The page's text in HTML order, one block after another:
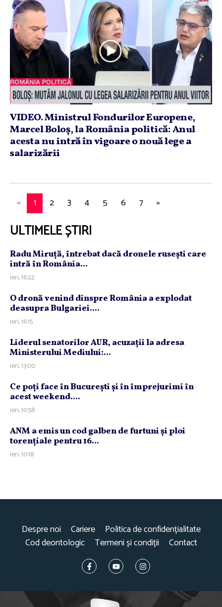
VIDEO. Ministrul Fondurilor Europene,
Marcel Boloş, la România politică: Anul
acesta nu intră în vigoare o nouă lege a
salarizării
« 1 2 3 4 5 6 7 »
ULTIMELE ȘTIRI
Radu Miruţă, întrebat dacă dronele ruseşti care
intră în România...
ieri, 16:22
O dronă venind dinspre România a explodat
deasupra Bulgariei....
ieri, 16:15
Liderul senatorilor AUR, acuzaţii la adresa
Ministerului Mediului:...
ieri, 13:00
Ce poţi face în Bucureşti şi în împrejurimi în
acest weekend....
ieri, 10:58
ANM a emis un cod galben de furtuni şi ploi
torenţiale pentru 16...
ieri, 10:18
Despre noi Cariere
Politica de confidențialitate
Cod deontologic
Termeni și condiții Contact